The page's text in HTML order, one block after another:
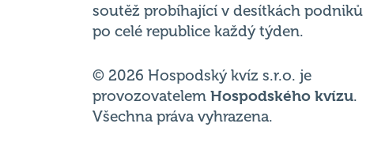
soutěž probíhající v desítkách podniků
po celé republice každý týden.
© 2026 Hospodský kvíz s.r.o. je
provozovatelem Hospodského kvízu.
Všechna práva vyhrazena.